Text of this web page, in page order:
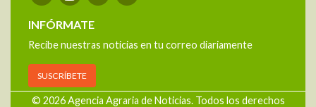
INFÓRMATE
Recibe nuestras noticias en tu correo diariamente
SUSCRÍBETE
© 2026 Agencia Agraria de Noticias. Todos los derechos